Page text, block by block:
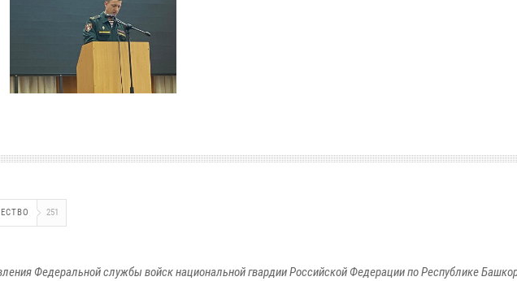
251
Федеральной службы войск национальной гвардии Российской Федерации по Республике